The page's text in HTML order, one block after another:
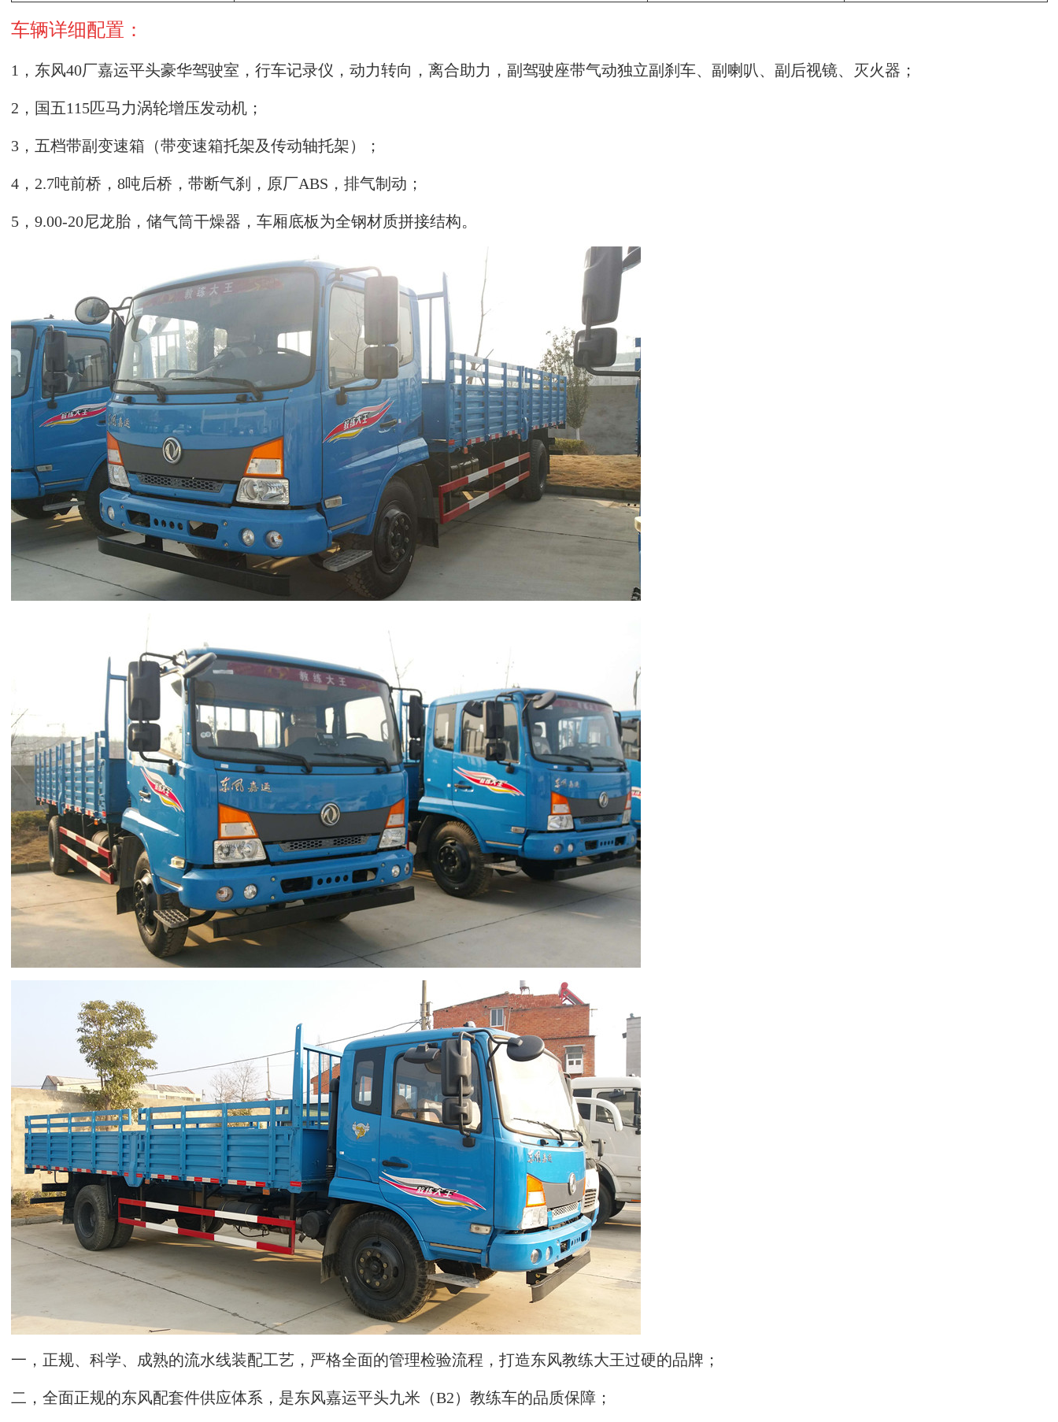
车辆详细配置：
1，东风40厂嘉运平头豪华驾驶室，行车记录仪，动力转向，离合助力，副驾驶座带气动独立副刹车、副喇叭、副后视镜、灭火器；
2， 国五115匹马力涡轮增压发动机；
3，五档带副变速箱（带变速箱托架及传动轴托架）；
4，2.7吨前桥，8吨后桥，带断气刹，原厂ABS，排气制动；
5，9.00-20尼龙胎，储气筒干燥器，车厢底板为全钢材质拼接结构。
一，正规、科学、成熟的流水线装配工艺，严格全面的管理检验流程，打造东风教练大王过硬的品牌；
二，全面正规的东风配套件供应体系，是东风嘉运平头九米（B2）教练车的品质保障；